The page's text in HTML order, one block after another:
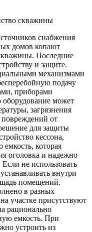
скважины
снабжения
домов копают
Последние
и защите.
механизмами
подачу
приборами
оборудование может
загрязнения
от
для защиты
кессона,
которая
оголовка и надежно
не использовать
внутри
помещений.
в разных
участке присутствуют
рационально
емкость. При
устроить из